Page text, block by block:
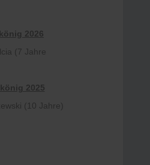
2026
(7 Jahre
2025
(10 Jahre)